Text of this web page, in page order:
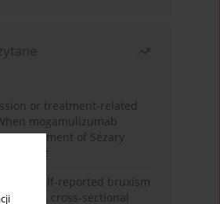
or treatment-related
mogamulizumab
of Sézary
report
and self-reported bruxism
A cross-sectional